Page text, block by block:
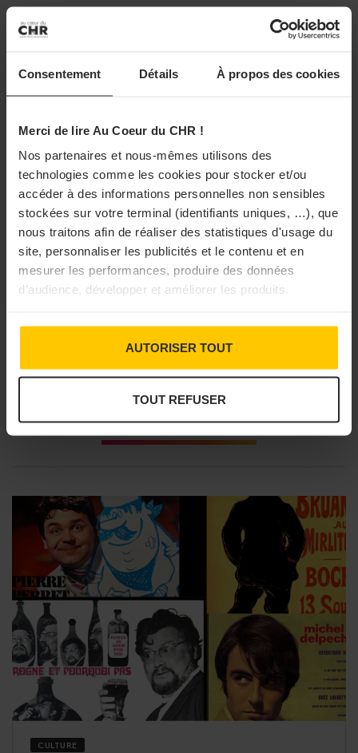
Consentement Détails À propos des cookies
Merci de lire Au Coeur du CHR !
Nos partenaires et nous-mêmes utilisons des
technologies comme les cookies pour stocker et/ou
accéder à des informations personnelles non sensibles
stockées sur votre terminal (identifiants uniques, …), que
nous traitons afin de réaliser des statistiques d'usage du
site, personnaliser les publicités et le contenu et en
mesurer les performances, produire des données
d’audience, développer et améliorer les produits.
AUTORISER TOUT
TOUT REFUSER
Enfin, « Savoir-faire » conduit le lecteur à la rencontre
leur inspiration dans les terres qui l’entourent.
innovations techniques, nouvelles habitudes de
consommation et accords mets-vins imaginés parles
frères Ibarboure: un dossier pour comprendre les
évolutions d’une catégorie en pleine expansion.
PARTAGER
DANS LA MÊME RUBRIQUE
CULTURE